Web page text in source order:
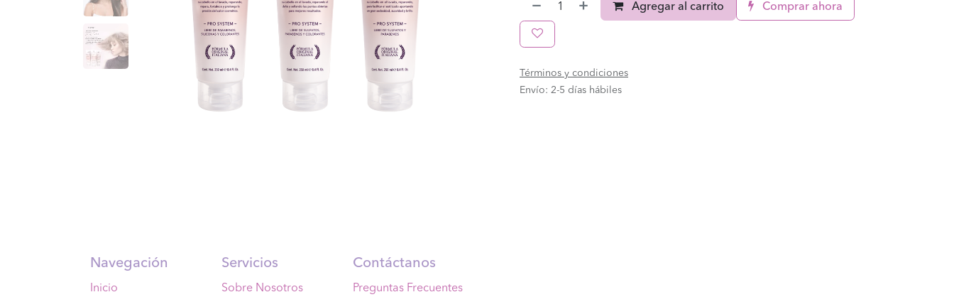
Agregar al carrito Comprar ahora
Términos y condiciones
Envío: 2-5 días hábiles
Navegación
Inicio
Servicios
Sobre Nosotros
Contáctanos
Preguntas Frecuentes